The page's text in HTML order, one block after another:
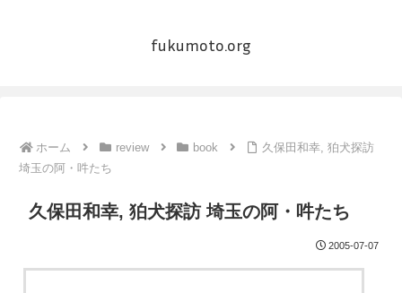
fukumoto.org
ホーム review book
久保田和幸, 狛犬探訪
埼玉の阿・吽たち
久保田和幸, 狛犬探訪 埼玉の阿・吽たち
2005-07-07